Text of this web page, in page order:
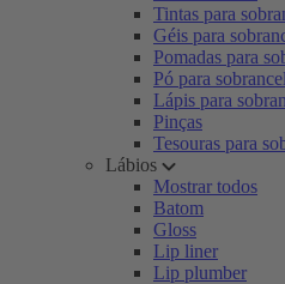
Tintas para
Géis para
Pomadas para
Pó para
Lápis para
Pinças
Tesouras para
Lábios
Mostrar todos
Batom
Gloss
Lip liner
Lip plumber